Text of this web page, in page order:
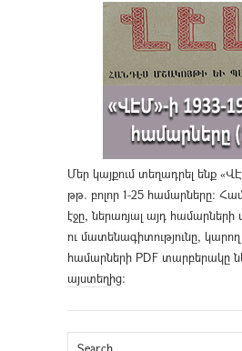
Մեր կայքում տեղադրել ենք
թթ. բոլոր 1-25 համարները։
էջը, ներառյալ այդ
ու մատենագիտությունը, կարող
համարների PDF տարբերակը
այստեղից։
Search